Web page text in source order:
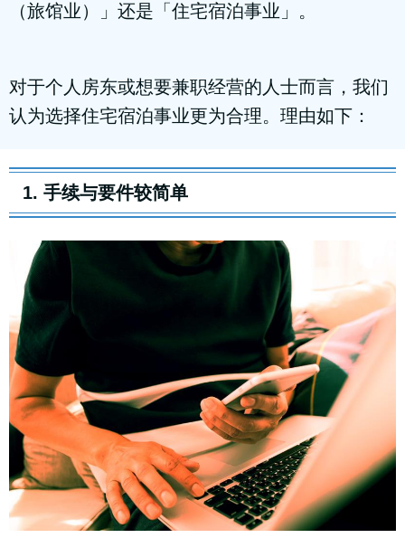
（旅馆业）」还是「住宅宿泊事业」。
对于个人房东或想要兼职经营的人士而言，我们
认为选择住宅宿泊事业更为合理。理由如下：
1. 手续与要件较简单